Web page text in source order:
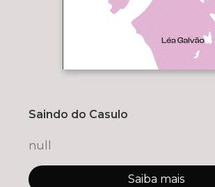
Saindo do Casulo
null
Saiba mais